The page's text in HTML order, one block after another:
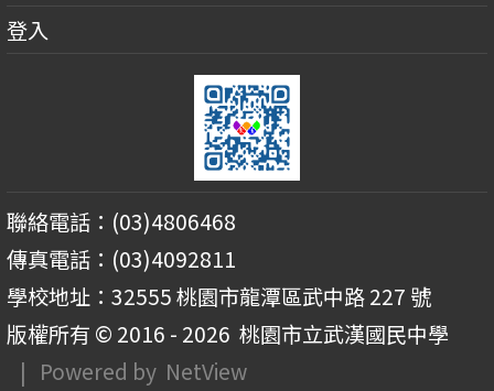
登入
聯絡電話：(03)4806468
傳真電話：(03)4092811
學校地址：32555 桃園市龍潭區武中路 227 號
版權所有 © 2016 - 2026 桃園市立武漢國民中學
| Powered by NetView